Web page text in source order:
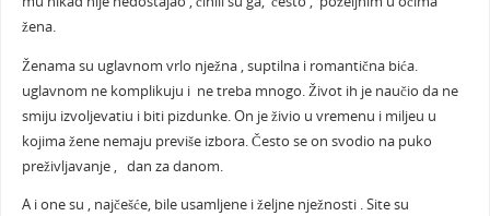
žena.
Ženama su uglavnom vrlo nježna , suptilna i romantična bića.
uglavnom ne komplikuju i ne treba mnogo. Život ih je naučio da ne
smiju izvoljevatiu i biti pizdunke. On je živio u vremenu i miljeu u
kojima žene nemaju previše izbora. Često se on svodio na puko
preživljavanje , dan za danom.
A i one su , najčešće, bile usamljene i željne nježnosti . Site su